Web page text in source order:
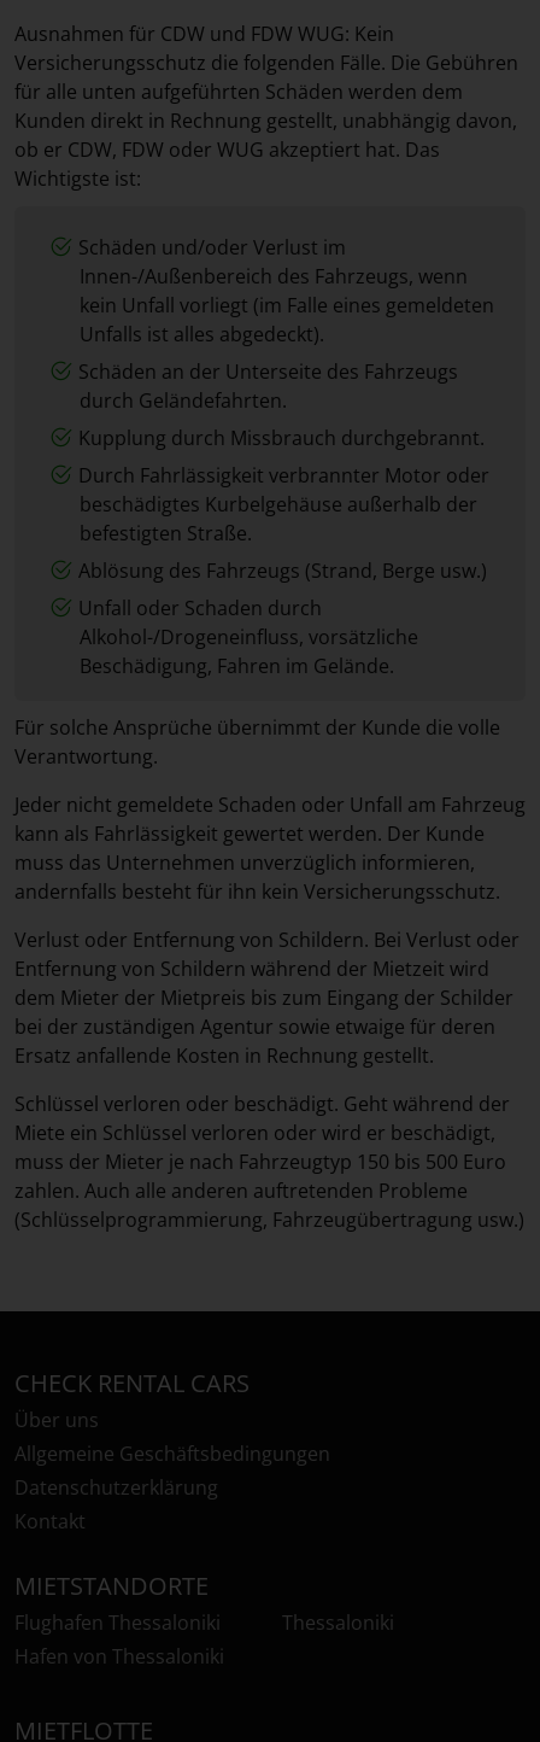
Ausnahmen für CDW und FDW WUG: Kein
Versicherungsschutz die folgenden Fälle. Die Gebühren
für alle unten aufgeführten Schäden werden dem
Kunden direkt in Rechnung gestellt, unabhängig davon,
ob er CDW, FDW oder WUG akzeptiert hat. Das
Wichtigste ist:
Schäden und/oder Verlust im
Innen-/Außenbereich des Fahrzeugs, wenn
kein Unfall vorliegt (im Falle eines gemeldeten
Unfalls ist alles abgedeckt).
Schäden an der Unterseite des Fahrzeugs
durch Geländefahrten.
Kupplung durch Missbrauch durchgebrannt.
Durch Fahrlässigkeit verbrannter Motor oder
beschädigtes Kurbelgehäuse außerhalb der
befestigten Straße.
Ablösung des Fahrzeugs (Strand, Berge usw.)
Unfall oder Schaden durch
Alkohol-/Drogeneinfluss, vorsätzliche
Beschädigung, Fahren im Gelände.
Für solche Ansprüche übernimmt der Kunde die volle
Verantwortung.
Jeder nicht gemeldete Schaden oder Unfall am Fahrzeug
kann als Fahrlässigkeit gewertet werden. Der Kunde
muss das Unternehmen unverzüglich informieren,
andernfalls besteht für ihn kein Versicherungsschutz.
Verlust oder Entfernung von Schildern. Bei Verlust oder
Entfernung von Schildern während der Mietzeit wird
dem Mieter der Mietpreis bis zum Eingang der Schilder
bei der zuständigen Agentur sowie etwaige für deren
Ersatz anfallende Kosten in Rechnung gestellt.
Schlüssel verloren oder beschädigt. Geht während der
Miete ein Schlüssel verloren oder wird er beschädigt,
muss der Mieter je nach Fahrzeugtyp 150 bis 500 Euro
zahlen. Auch alle anderen auftretenden Probleme
(Schlüsselprogrammierung, Fahrzeugübertragung usw.)
CHECK RENTAL CARS
Über uns
Allgemeine Geschäftsbedingungen
Datenschutzerklärung
Kontakt
MIETSTANDORTE
Flughafen Thessaloniki
Hafen von Thessaloniki
Thessaloniki
MIETFLOTTE